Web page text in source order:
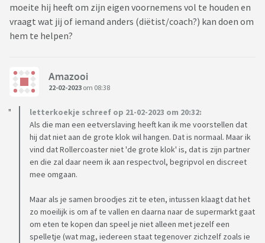
moeite hij heeft om zijn eigen voornemens vol te houden en
vraagt wat jij of iemand anders (diëtist/coach?) kan doen om
hem te helpen?
Amazooi
22-02-2023 om 08:38
letterkoekje schreef op 21-02-2023 om 20:32:
Als die man een eetverslaving heeft kan ik me voorstellen dat
hij dat niet aan de grote klok wil hangen. Dat is normaal. Maar ik
vind dat Rollercoaster niet 'de grote klok' is, dat is zijn partner
en die zal daar neem ik aan respectvol, begripvol en discreet
mee omgaan.
Maar als je samen broodjes zit te eten, intussen klaagt dat het
zo moeilijk is om af te vallen en daarna naar de supermarkt gaat
om eten te kopen dan speel je niet alleen met jezelf een
spelletje (wat mag, iedereen staat tegenover zichzelf zoals ie